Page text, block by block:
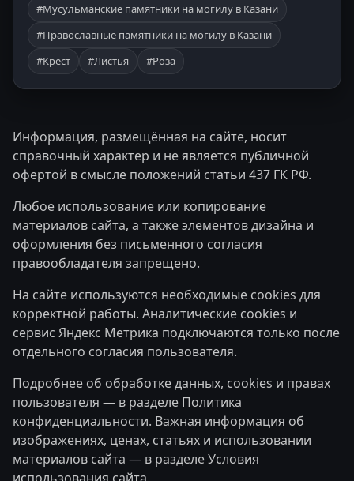
#Мусульманские памятники на могилу в Казани
#Православные памятники на могилу в Казани
#Крест
#Листья #Роза
Информация, размещённая на сайте, носит
справочный характер и не является публичной
офертой в смысле положений статьи 437 ГК РФ.
Любое использование или копирование
материалов сайта, а также элементов дизайна и
оформления без письменного согласия
правообладателя запрещено.
На сайте используются необходимые cookies для
корректной работы. Аналитические cookies и
сервис Яндекс Метрика подключаются только после
отдельного согласия пользователя.
Подробнее об обработке данных, cookies и правах
пользователя — в разделе Политика
конфиденциальности. Важная информация об
изображениях, ценах, статьях и использовании
материалов сайта — в разделеУсловия